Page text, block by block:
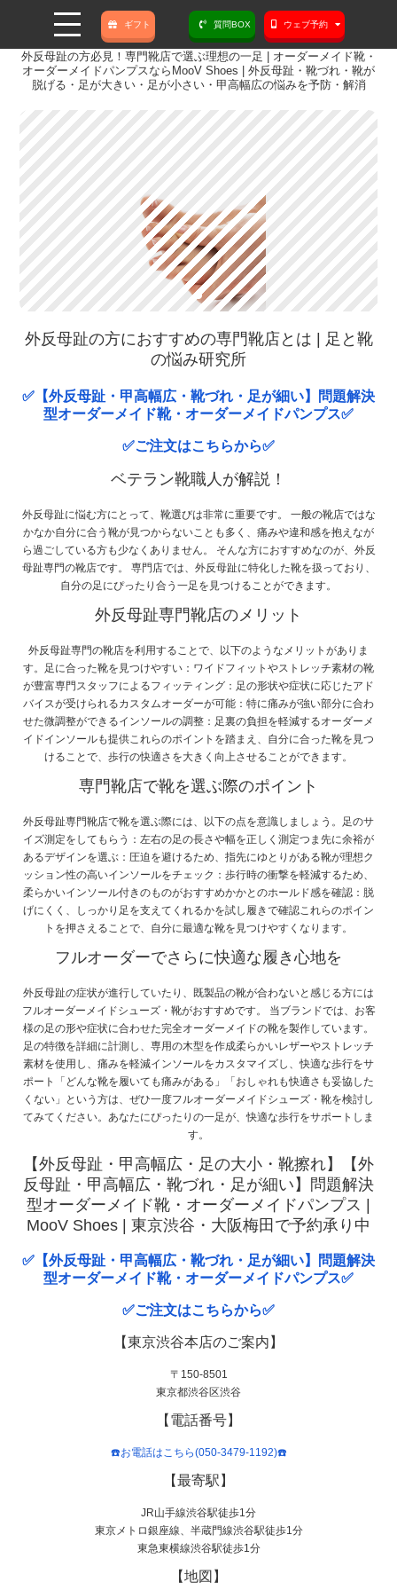
ギフト 質問BOX ウェブ予約
外反母趾の方必見！専門靴店で選ぶ理想の一足 | オーダーメイド靴・
オーダーメイドパンプスならMooV Shoes | 外反母趾・靴づれ・靴が
脱げる・足が大きい・足が小さい・甲高幅広の悩みを予防・解消
外反母趾の方におすすめの専門靴店とは | 足と靴
の悩み研究所
✅【外反母趾・甲高幅広・靴づれ・足が細い】問題解決
型オーダーメイド靴・オーダーメイドパンプス✅
✅ご注文はこちらから✅
ベテラン靴職人が解説！
外反母趾に悩む方にとって、靴選びは非常に重要です。 一般の靴店ではな
かなか自分に合う靴が見つからないことも多く、痛みや違和感を抱えなが
ら過ごしている方も少なくありません。 そんな方におすすめなのが、外反
母趾専門の靴店です。 専門店では、外反母趾に特化した靴を扱っており、
自分の足にぴったり合う一足を見つけることができます。
外反母趾専門靴店のメリット
外反母趾専門の靴店を利用することで、以下のようなメリットがありま
す。足に合った靴を見つけやすい：ワイドフィットやストレッチ素材の靴
が豊富専門スタッフによるフィッティング：足の形状や症状に応じたアド
バイスが受けられるカスタムオーダーが可能：特に痛みが強い部分に合わ
せた微調整ができるインソールの調整：足裏の負担を軽減するオーダーメ
イドインソールも提供これらのポイントを踏まえ、自分に合った靴を見つ
けることで、歩行の快適さを大きく向上させることができます。
専門靴店で靴を選ぶ際のポイント
外反母趾専門靴店で靴を選ぶ際には、以下の点を意識しましょう。足のサ
イズ測定をしてもらう：左右の足の長さや幅を正しく測定つま先に余裕が
あるデザインを選ぶ：圧迫を避けるため、指先にゆとりがある靴が理想ク
ッション性の高いインソールをチェック：歩行時の衝撃を軽減するため、
柔らかいインソール付きのものがおすすめかかとのホールド感を確認：脱
げにくく、しっかり足を支えてくれるかを試し履きで確認これらのポイン
トを押さえることで、自分に最適な靴を見つけやすくなります。
フルオーダーでさらに快適な履き心地を
外反母趾の症状が進行していたり、既製品の靴が合わないと感じる方には
フルオーダーメイドシューズ・靴がおすすめです。 当ブランドでは、お客
様の足の形や症状に合わせた完全オーダーメイドの靴を製作しています。
足の特徴を詳細に計測し、専用の木型を作成柔らかいレザーやストレッチ
素材を使用し、痛みを軽減インソールをカスタマイズし、快適な歩行をサ
ポート「どんな靴を履いても痛みがある」「おしゃれも快適さも妥協した
くない」という方は、ぜひ一度フルオーダーメイドシューズ・靴を検討し
てみてください。あなたにぴったりの一足が、快適な歩行をサポートしま
す。
【外反母趾・甲高幅広・足の大小・靴擦れ】【外
反母趾・甲高幅広・靴づれ・足が細い】問題解決
型オーダーメイド靴・オーダーメイドパンプス |
MooV Shoes | 東京渋谷・大阪梅田で予約承り中
✅【外反母趾・甲高幅広・靴づれ・足が細い】問題解決
型オーダーメイド靴・オーダーメイドパンプス✅
✅ご注文はこちらから✅
【東京渋谷本店のご案内】
〒150-8501
東京都渋谷区渋谷
【電話番号】
☎️お電話はこちら(050-3479-1192)☎️
【最寄駅】
JR山手線渋谷駅徒歩1分
東京メトロ銀座線、半蔵門線渋谷駅徒歩1分
東急東横線渋谷駅徒歩1分
【地図】